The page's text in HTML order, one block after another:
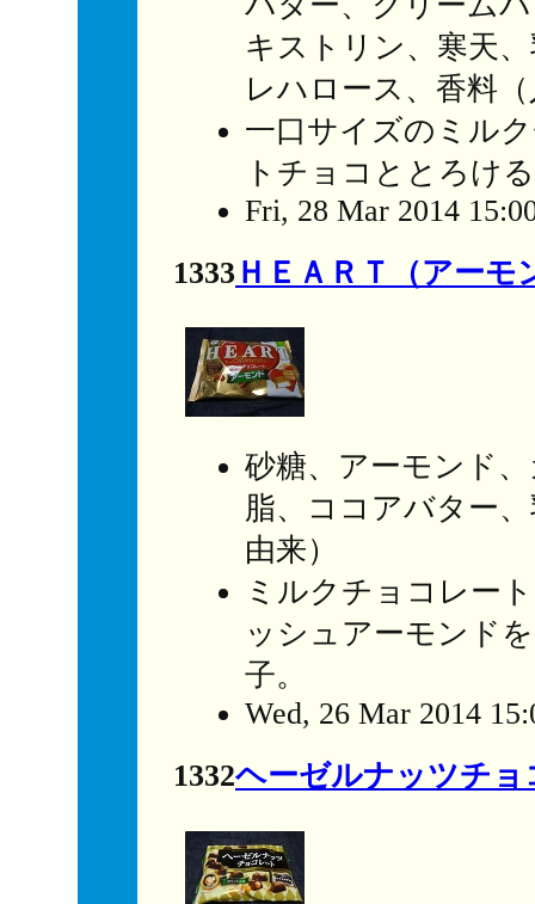
キストリン、寒天
レハロース、香料
一口サイズのミル
トチョコととろけ
Fri, 28 Mar 2014
1333 ＨＥＡＲＴ（アーモ
砂糖、アーモンド
脂、ココアバター
由来）
ミルクチョコレー
ッシュアーモンド
子。
Wed, 26 Mar 2014
1332ヘーゼルナッツチョ